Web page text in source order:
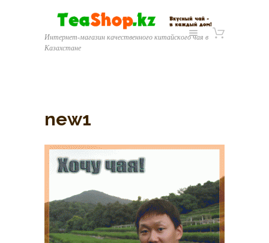
Интернет-магазин качественного китайского чая в
Казахстане
new1